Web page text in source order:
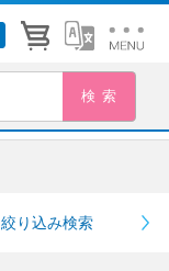
絞り込み検索